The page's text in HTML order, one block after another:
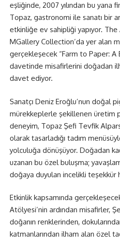
eşliğinde, 2007 yılından bu yana
Topaz, gastronomi ile sanatı bir
etkinliğe ev sahipliği yapıyor.
MGallery Collection’da yer alan m
gerçekleşecek “Farm to Paper: A
davetinde misafirlerini doğadan
davet ediyor.
Sanatçı Deniz Eroğlu’nun doğal
mürekkeplerle şekillenen üretim
deneyim, Topaz Şefi Tevfik
olarak tasarladığı tadım
yolculuğa dönüşüyor. Doğadan
uzanan bu özel buluşma;
doğaya duyulan incelikli teşekkür
Etkinlik kapsamında
Atölyesi’nin ardından misafirler,
doğanın renklerinden,
katmanlarından ilham alan özel